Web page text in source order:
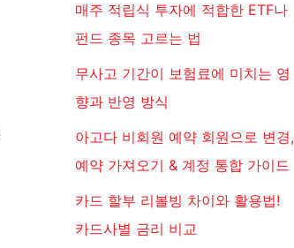
매주 적립식 투자에 적합한 ETF나
펀드 종목 고르는 법
무사고 기간이 보험료에 미치는 영
향과 반영 방식
아고다 비회원 예약 회원으로 변경,
예약 가져오기 & 계정 통합 가이드
카드 할부 리볼빙 차이와 활용법!
카드사별 금리 비교